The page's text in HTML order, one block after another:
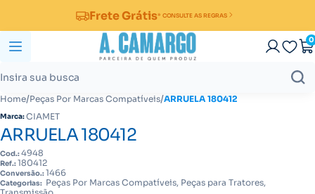
Frete Grátis* CONSULTE AS REGRAS
0
Home/Peças Por Marcas Compatíveis/ARRUELA 180412
Marca:CIAMET
ARRUELA 180412
Cod.:4948
Ref.:180412
Conversão.:1466
Categorias: Peças Por Marcas Compatíveis, Peças para Tratores,